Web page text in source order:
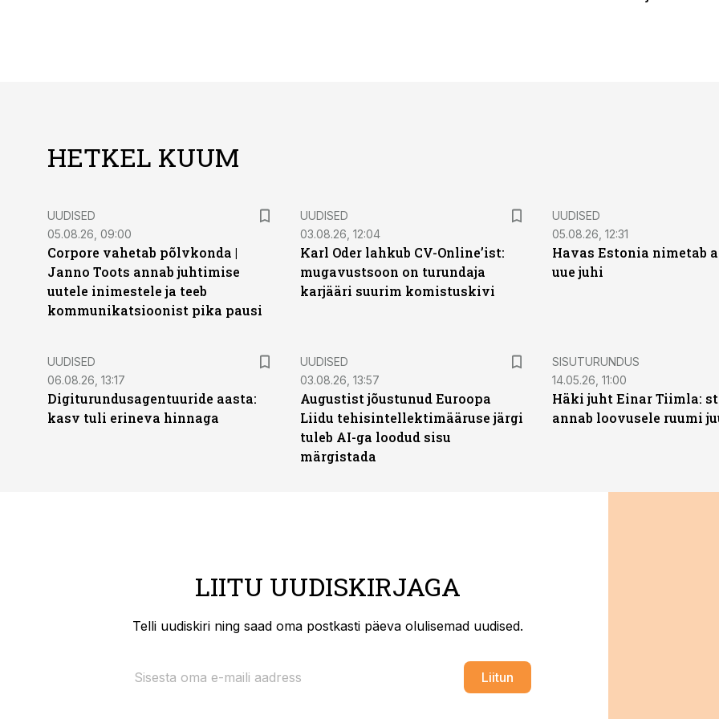
HETKEL KUUM
UUDISED
05.08.26, 09:00
Corpore vahetab põlvkonda |
Janno Toots annab juhtimise
uutele inimestele ja teeb
kommunikatsioonist pika pausi
UUDISED
03.08.26, 12:04
Karl Oder lahkub CV-Online’ist:
mugavustsoon on turundaja
karjääri suurim komistuskivi
UUDISED
05.08.26, 12:31
Havas Estonia nimetab
uue juhi
UUDISED
06.08.26, 13:17
Digiturundusagentuuride aasta:
kasv tuli erineva hinnaga
UUDISED
03.08.26, 13:57
Augustist jõustunud Euroopa
Liidu tehisintellektimääruse järgi
tuleb AI-ga loodud sisu
märgistada
ST
SISUTURUNDUS
14.05.26, 11:00
Häki juht Einar Tiimla:
annab loovusele ruumi
LIITU UUDISKIRJAGA
Telli uudiskiri ning saad oma postkasti päeva olulisemad uudised.
Liitun